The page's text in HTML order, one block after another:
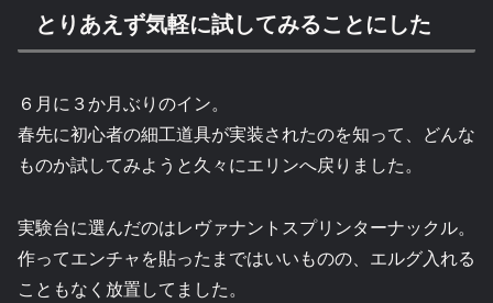
とりあえず気軽に試してみることにした
６月に３か月ぶりのイン。
春先に初心者の細工道具が実装されたのを知って、どんな
ものか試してみようと久々にエリンへ戻りました。
実験台に選んだのはレヴァナントスプリンターナックル。
作ってエンチャを貼ったまではいいものの、エルグ入れる
こともなく放置してました。